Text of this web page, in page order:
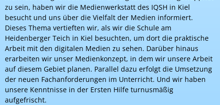
zu sein, haben wir die Medienwerkstatt des IQSH in Kiel
besucht und uns über die Vielfalt der Medien informiert.
Dieses Thema vertieften wir, als wir die Schule am
Heidenberger Teich in Kiel besuchten, um dort die praktische
Arbeit mit den digitalen Medien zu sehen. Darüber hinaus
erarbeiten wir unser Medienkonzept, in dem wir unsere Arbeit
auf diesem Gebiet planen. Parallel dazu erfolgt die Umsetzung
der neuen Fachanforderungen im Unterricht. Und wir haben
unsere Kenntnisse in der Ersten Hilfe turnusmäßig
aufgefrischt.